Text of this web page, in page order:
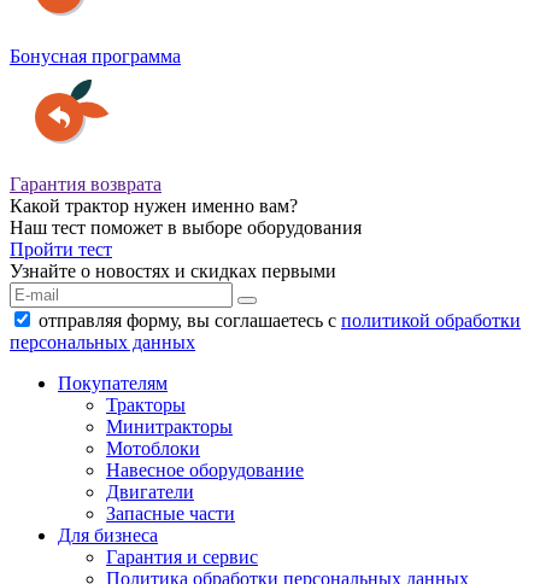
Бонусная программа
Гарантия возврата
Какой трактор нужен именно вам?
Наш тест поможет в выборе оборудования
Пройти тест
Узнайте о новостях и скидках первыми
отправляя форму, вы соглашаетесь с политикой обработки
персональных данных
Покупателям
Тракторы
Минитракторы
Мотоблоки
Навесное оборудование
Двигатели
Запасные части
Для бизнеса
Гарантия и сервис
Политика обработки персональных данных